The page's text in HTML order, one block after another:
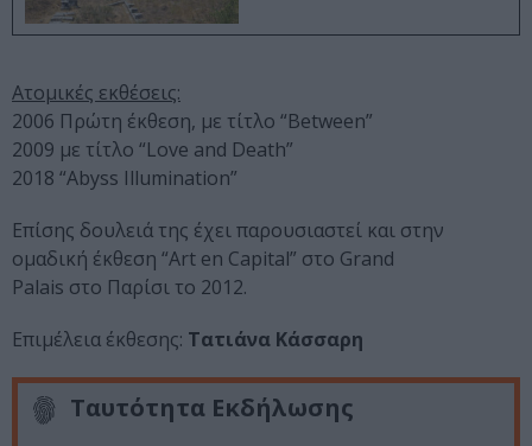
Ατομικές εκθέσεις:
2006 Πρώτη έκθεση, με τίτλο “Between”
2009 με τίτλο “Love and Death”
2018 “Abyss Illumination”
Επίσης δουλειά της έχει παρουσιαστεί και στην
ομαδική έκθεση “Art en Capital” στο Grand
Palais στο Παρίσι το 2012.
Επιμέλεια έκθεσης: Τατιάνα Κάσσαρη
Ταυτότητα Εκδήλωσης